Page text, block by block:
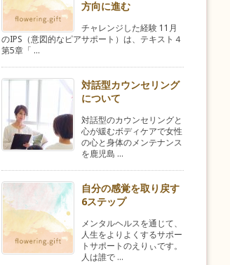
方向に進む
チャレンジした経験 11月
のIPS（意図的なピアサポート）は、テキスト４
第5章「 ...
対話型カウンセリング
について
対話型のカウンセリングと
心が緩むボディケアで女性
の心と身体のメンテナンス
を鹿児島 ...
自分の感覚を取り戻す
6ステップ
メンタルヘルスを通じて、
人生をよりよくするサポー
トサポートのえりぃです。
人は誰で ...